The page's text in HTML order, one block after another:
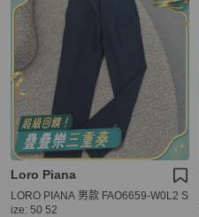
Loro Piana
LORO PIANA 男款 FAO6659-W0L2 S
ize: 50 52